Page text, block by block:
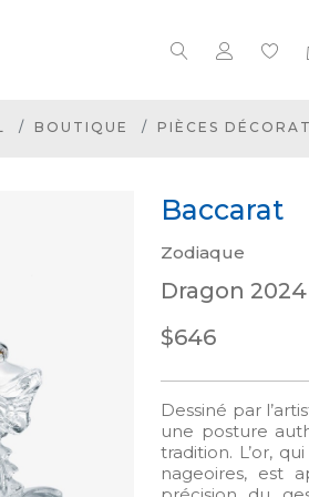
BOUTIQUE PIÈCES
Baccarat
Zodiaque
Dragon
$646
Dessiné par
une posture
tradition. L’or,
nageoires, est